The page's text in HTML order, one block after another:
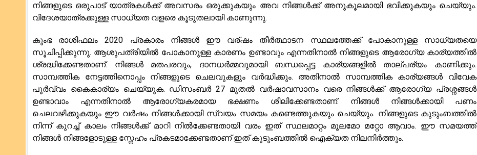
നിങ്ങളുടെ ഒരുപാട് യാത്രകൾക്ക് അവസരം ഒരുക്കുകയും അവ നിങ്ങൾക്ക് അനുകൂലമായി ഭവിക്കുകയും ചെയ്യും.
വിദേശയാത്രക്കുള്ള സാധ്യത വളരെ കൂടുതലായി കാണുന്നു.
കുംഭ രാശിഫലം 2020 പ്രകാരം നിങ്ങൾ ഈ വര്ഷം തീർത്ഥാടന സ്ഥലത്തേക്ക് പോകാനുള്ള സാധ്യതയെ
സൂചിപ്പിക്കുന്നു. ആശുപത്രിയിൽ പോകാനുള്ള കാരണം ഉണ്ടാവും എന്നതിനാൽ നിങ്ങളുടെ ആരോഗ്യ കാര്യത്തിൽ
ശ്രദ്ധിക്കേണ്ടതാണ്. നിങ്ങൾ മതപരവും, ദാനധർമ്മവുമായി ബന്ധപ്പെട്ട കാര്യങ്ങളിൽ താല്പര്യം കാണിക്കും.
സാമ്പത്തിക നേട്ടത്തിനൊപ്പം നിങ്ങളുടെ ചെലവുകളും വർദ്ധിക്കും. അതിനാൽ സാമ്പത്തിക കാര്യങ്ങൾ വിവേക
പൂർവ്വം കൈകാര്യം ചെയ്യുക. ഡിസംബർ 27 മുതൽ വർഷാവസാനം വരെ നിങ്ങൾക്ക് ആരോഗ്യ പ്രശ്നങ്ങൾ
ഉണ്ടാവാം എന്നതിനാൽ ആരോഗ്യകരമായ ഭക്ഷണം ശീലിക്കേണ്ടതാണ്. നിങ്ങൾ നിങ്ങൾക്കായി പണം
ചെലവഴിക്കുകയും ഈ വർഷം നിങ്ങൾക്കായി സ്വയം സമയം കണ്ടെത്തുകയും ചെയ്യും. നിങ്ങളുടെ കുടുംബത്തിൽ
നിന്ന് കുറച്ച് കാലം നിങ്ങൾക്ക് മാറി നിൽക്കേണ്ടതായി വരം ഇത് സ്ഥലമാറ്റം മൂലമോ മറ്റോ ആവാം. ഈ സമയത്ത്
നിങ്ങൾ നിങ്ങളോടുള്ള സ്നേഹം പ്രകടമാക്കേണ്ടതാണ് ഇത് കുടുംബത്തിൽ ഐക്യത നിലനിർത്തും.